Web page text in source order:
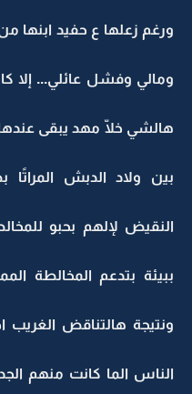
ورغم زعلها ع حفيد ابنها
ومالي وفشل عائلي... إلا
هالشي خلّا مهد يبقى
بين ولاد الدبش
النقيض لإلهم بحبو
ببيئة بتدعم المخالطة
ونتيجة هالتناقض الغريب
الناس الما كانت منهم